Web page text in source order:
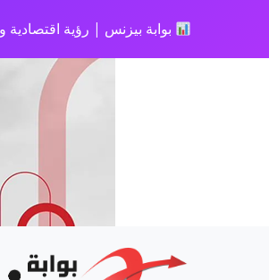
بوابة بيزنس | رؤية اقتصادية